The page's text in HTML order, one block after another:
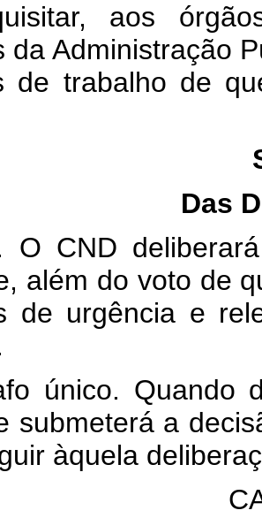
aos
da Administração
de trabalho de
Das
O CND
além do voto de
de urgência e
único. Quando
submeterá a
àquela